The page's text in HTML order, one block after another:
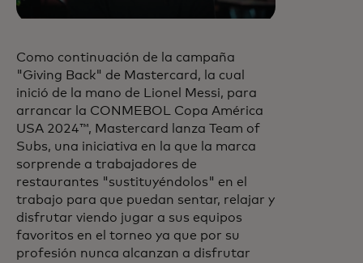
Como continuación de la campaña
"Giving Back" de Mastercard, la cual
inició de la mano de Lionel Messi, para
arrancar la CONMEBOL Copa América
USA 2024™, Mastercard lanza Team of
Subs, una iniciativa en la que la marca
sorprende a trabajadores de
restaurantes "sustituyéndolos" en el
trabajo para que puedan sentar, relajar y
disfrutar viendo jugar a sus equipos
favoritos en el torneo ya que por su
profesión nunca alcanzan a disfrutar